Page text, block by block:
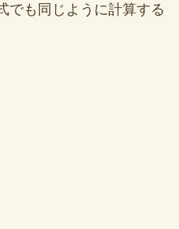
も同じように計算する